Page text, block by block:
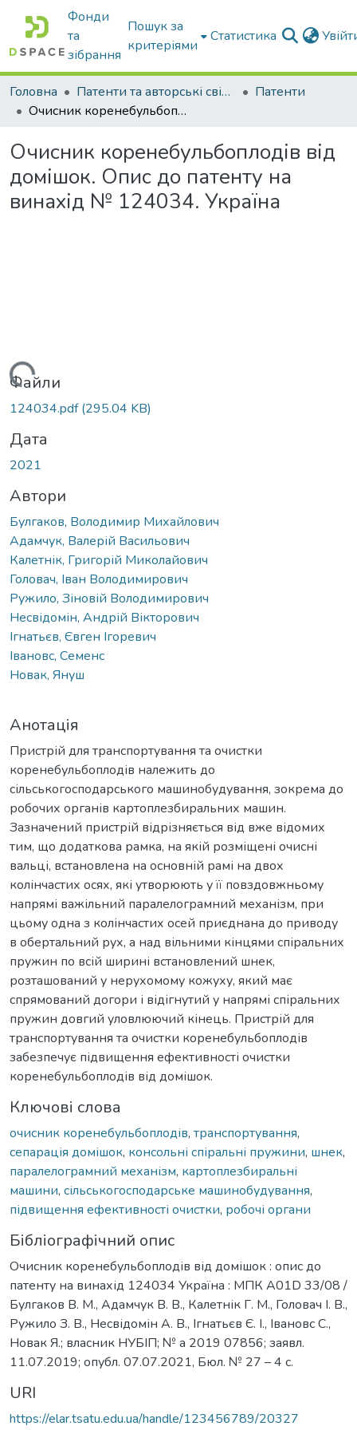
Фонди
та
зібрання
Пошук за
критеріями
Статистика
Головна Патенти та авторські свідоцтва
Патенти
Очисник коренебульбоплодів від домішок. Опис до патенту на винахід № 124034. Україна
Очисник коренебульбоплодів від
домішок. Опис до патенту на
винахід № 124034. Україна
Файли
124034.pdf(295.04 KB)
Дата
2021
Автори
Булгаков, Володимир Михайлович
Адамчук, Валерій Васильович
Калетнік, Григорій Миколайович
Головач, Іван Володимирович
Ружило, Зіновій Володимирович
Несвідомін, Андрій Вікторович
Ігнатьєв, Євген Ігоревич
Івановс, Семенс
Новак, Януш
Анотація
Пристрій для транспортування та очистки
коренебульбоплодів належить до
сільськогосподарського машинобудування, зокрема до
робочих органів картоплезбиральних машин.
Зазначений пристрій відрізняється від вже відомих
тим, що додаткова рамка, на якій розміщені очисні
вальці, встановлена на основній рамі на двох
колінчастих осях, які утворюють у її повздовжньому
напрямі важільний паралелограмний механізм, при
цьому одна з колінчастих осей приєднана до приводу
в обертальний рух, а над вільними кінцями спіральних
пружин по всій ширині встановлений шнек,
розташований у нерухомому кожуху, який має
спрямований догори і відігнутий у напрямі спіральних
пружин довгий уловлюючий кінець. Пристрій для
транспортування та очистки коренебульбоплодів
забезпечує підвищення ефективності очистки
коренебульбоплодів від домішок.
Ключові слова
очисник коренебульбоплодів, транспортування,
сепарація домішок, консольні спіральні пружини, шнек,
паралелограмний механізм, картоплезбиральні
машини, сільськогосподарське машинобудування,
підвищення ефективності очистки, робочі органи
Бібліографічний опис
Очисник коренебульбоплодів від домішок : опис до
патенту на винахід 124034 Україна : МПК A01D 33/08 /
Булгаков В. М., Адамчук В. В., Калетнік Г. М., Головач І. В.,
Ружило З. В., Несвідомін А. В., Ігнатьєв Є. І., Івановс С.,
Новак Я.; власник НУБІП; № a 2019 07856; заявл.
11.07.2019; опубл. 07.07.2021, Бюл. № 27 – 4 с.
URI
https://elar.tsatu.edu.ua/handle/123456789/20327